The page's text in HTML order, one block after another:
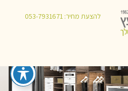
להצעת מחיר:053-7931671